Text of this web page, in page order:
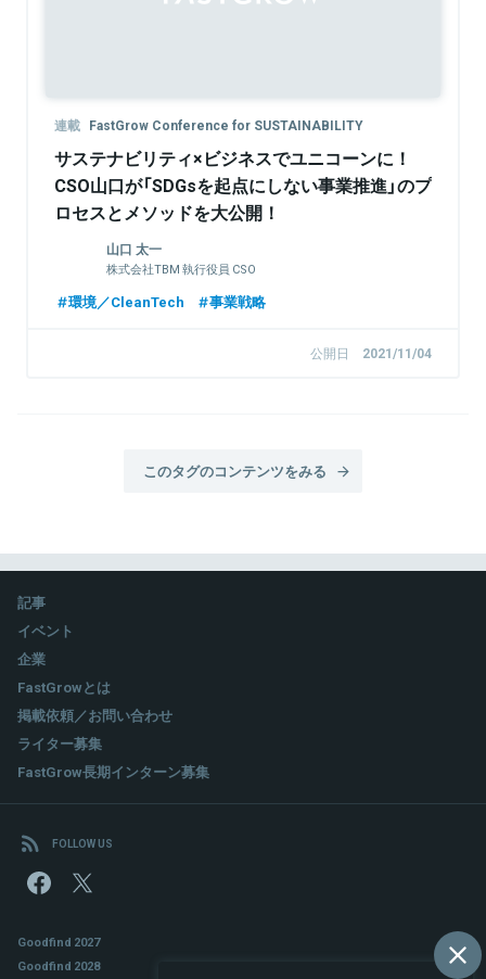
連載 FastGrow Conference for SUSTAINABILITY
サステナビリティ×ビジネスでユニコーンに！
CSO山口が「SDGsを起点にしない事業推進」のプ
ロセスとメソッドを大公開！
山口 太一
株式会社TBM 執行役員 CSO
環境／CleanTech 事業戦略
公開日 2021/11/04
このタグのコンテンツをみる
記事
イベント
企業
FastGrowとは
掲載依頼／お問い合わせ
ライター募集
FastGrow長期インターン募集
FOLLOW US
Goodfind 2027
Goodfind 2028